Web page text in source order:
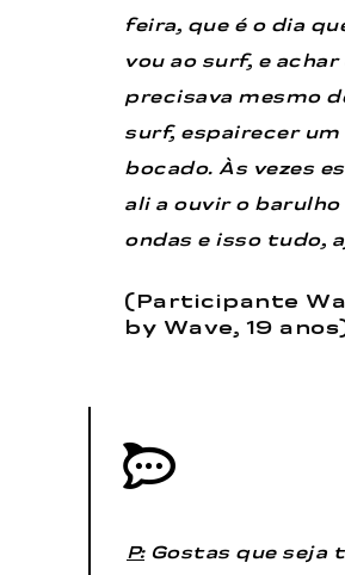
feira, que é o dia
vou ao surf, e achar
precisava mesmo
surf, espairecer um
bocado. Às vezes
ali a ouvir o barulho
ondas e isso tudo,
(Participante
by Wave, 19
P:Gostas que seja